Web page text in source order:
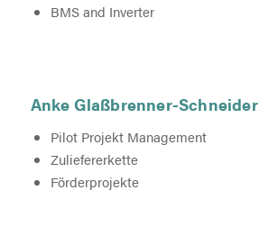
BMS and Inverter
Anke Glaßbrenner-Schneider
Pilot Projekt Management
Zuliefererkette
Förderprojekte